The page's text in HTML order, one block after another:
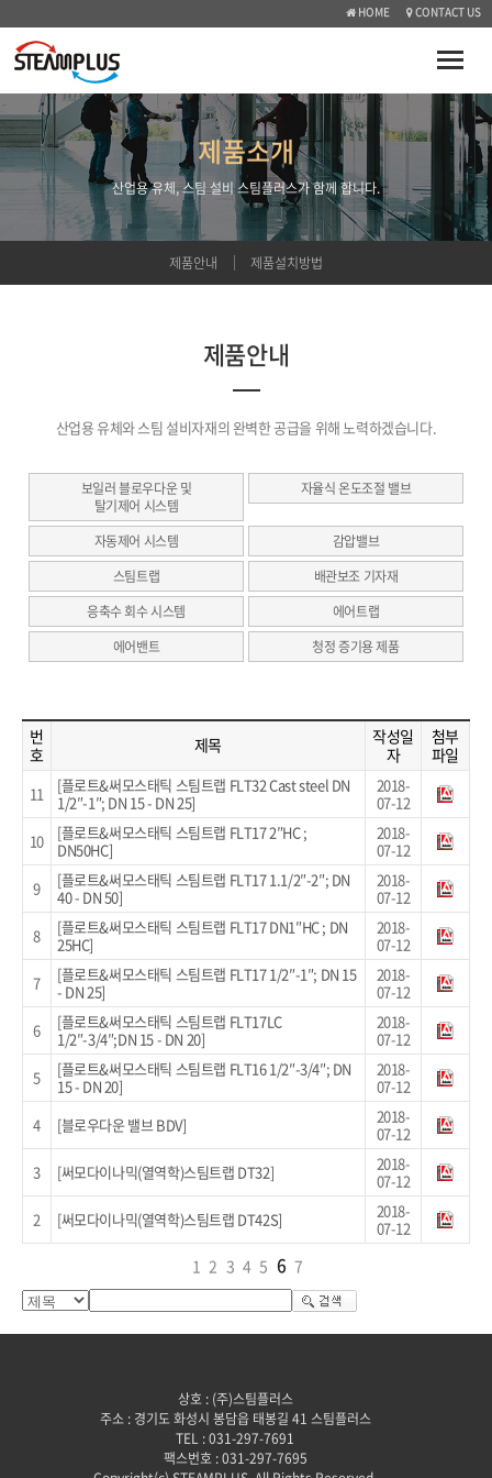
HOME CONTACT US
Toggle
제품소개
산업용 유체, 스팀 설비 스팀플러스가 함께 합니다.
제품안내 제품설치방법
제품안내
산업용 유체와 스팀 설비자재의 완벽한 공급을 위해 노력하겠습니다.
보일러 블로우다운 및
탈기제어 시스템
자율식 온도조절 밸브
자동제어 시스템
감압밸브
스팀트랩
배관보조 기자재
응축수 회수 시스템
에어트랩
에어밴트
청정 증기용 제품
번
호
제목
작성일
자
첨부
파일
11
[플로트&써모스태틱 스팀트랩 FLT32 Cast steel DN
1/2″-1″; DN 15 - DN 25]
2018-
07-12
10
[플로트&써모스태틱 스팀트랩 FLT17 2″HC ;
DN50HC]
2018-
07-12
9
[플로트&써모스태틱 스팀트랩 FLT17 1.1/2″-2″; DN
40 - DN 50]
2018-
07-12
8
[플로트&써모스태틱 스팀트랩 FLT17 DN1″HC ; DN
25HC]
2018-
07-12
7
[플로트&써모스태틱 스팀트랩 FLT17 1/2″-1″; DN 15
- DN 25]
2018-
07-12
6
[플로트&써모스태틱 스팀트랩 FLT17LC
1/2″-3/4″;DN 15 - DN 20]
2018-
07-12
5
[플로트&써모스태틱 스팀트랩 FLT16 1/2″-3/4″; DN
15 - DN 20]
2018-
07-12
4
[블로우다운 밸브 BDV]
2018-
07-12
3
[써모다이나믹(열역학)스팀트랩 DT32]
2018-
07-12
2
[써모다이나믹(열역학)스팀트랩 DT42S]
2018-
07-12
1 2 3 4 5 6 7
상호 : (주)스팀플러스
주소 : 경기도 화성시 봉담읍 태봉길 41 스팀플러스
TEL : 031-297-7691
팩스번호 : 031-297-7695